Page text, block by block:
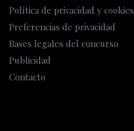
Política de privacidad y cookies
Preferencias de privacidad
Bases legales del concurso
Publicidad
Contacto